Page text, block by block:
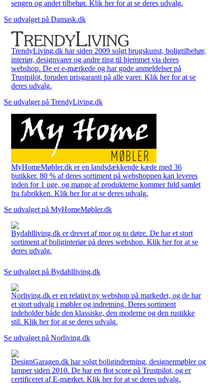
sengen og andet tilbehør. Klik her for at se deres udvalg.
Se udvalget på Damask.dk
TrendyLiving.dk har siden 2009 solgt brugskunst, boligtilbehør,
interiør, designvarer og andre ting til hjemmet via deres
webshop. De er e-mærkede og har gode anmeldelser på
Trustpilot, foruden prisgaranti på alle varer. Klik her for at se
deres udvalg.
Se udvalget på TrendyLiving.dk
MyHomeMøbler.dk er en landsdækkende kæde med 36
butikker. 80 % af deres sortiment på webshoppen kan leveres
inden for 1 uge, og mange af produkterne kommer fuld samlet
fra fabrikken. Klik her for at se deres udvalg.
Se udvalget på MyHomeMøbler.dk
Bydahlliving.dk er drevet af mor og to døtre. De har et stort
sortiment af boliginteriør på deres webshop. Klik her for at se
deres udvalg.
Se udvalget på Bydahlliving.dk
Norliving.dk er en relativt ny webshop på markedet, og de har
et stort udvalg i møbler og indretning. Deres sortiment
indeholder både den klassiske, den moderne og den rustikke
stil. Klik her for at se deres udvalg.
Se udvalget på Norliving.dk
DesignGaragen.dk har solgt boligindretning, designermøbler og
lamper siden 2010. De har en flot score på Trustpilot, og er
certificeret af E-mærket. Klik her for at se deres udvalg.